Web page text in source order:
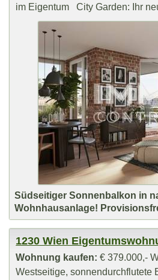
im Eigentum City Garden: Ihr
Südseitiger Sonnenbalkon in
Wohnhausanlage!
1230 Wien
Wohnung kaufen: € 379.000,-
Westseitige, sonnendurchflutete